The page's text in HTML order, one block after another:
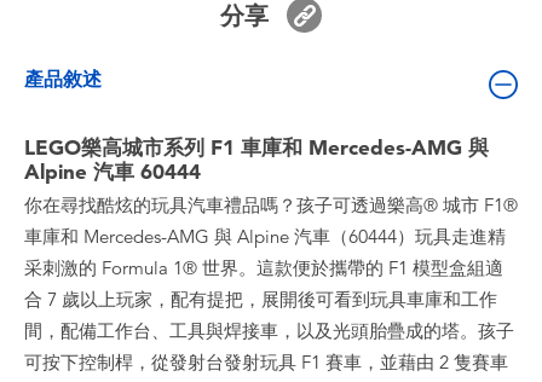
盲盒
角色收藏
生活雜貨
分享
產品敘述
LEGO樂高城市系列 F1 車庫和 Mercedes-AMG 與
Alpine 汽車 60444
你在尋找酷炫的玩具汽車禮品嗎？孩子可透過樂高® 城市 F1®
車庫和 Mercedes-AMG 與 Alpine 汽車（60444）玩具走進精
采刺激的 Formula 1® 世界。這款便於攜帶的 F1 模型盒組適
合 7 歲以上玩家，配有提把，展開後可看到玩具車庫和工作
間，配備工作台、工具與焊接車，以及光頭胎疊成的塔。孩子
可按下控制桿，從發射台發射玩具 F1 賽車，並藉由 2 隻賽車